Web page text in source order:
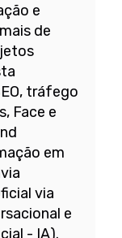
e
de
tráfego
Face e
em
via
e
- IA).